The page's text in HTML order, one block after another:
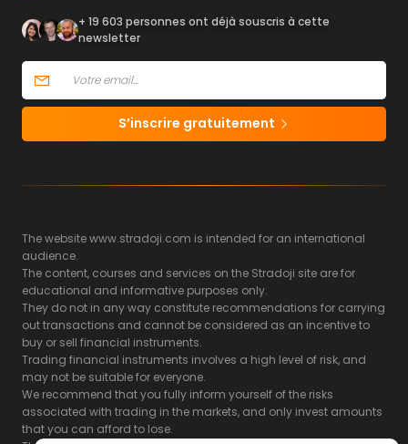
+ 19 603 personnes ont déjà souscris à cette
newsletter
S’inscrire gratuitement
The website www.stradoji.com is intended for an international
audience.
The content, courses and services on the Stradoji site are for
educational and informative purposes only.
They do not in any way constitute recommendations for carrying
out transactions and cannot be considered as an incentive to
buy or sell financial instruments.
Trading financial instruments involves a high level of risk, and
may not be suitable for everyone.
We recommend that you fully inform yourself of the risks
associated with trading in the markets, and only invest amounts
that you can afford to lose.